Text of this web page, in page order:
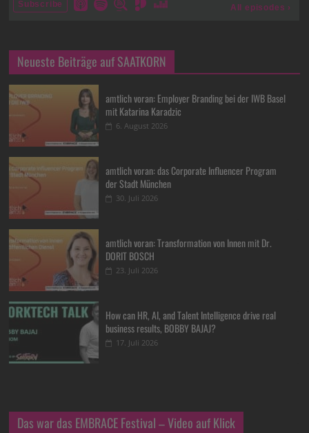
Neueste Beiträge auf SAATKORN
amtlich voran: Employer Branding bei der IWB Basel
mit Katarina Karadzic
6. August 2026
amtlich voran: das Corporate Influencer Program
der Stadt München
30. Juli 2026
amtlich voran: Transformation von Innen mit Dr.
DORIT BOSCH
23. Juli 2026
How can HR, AI, and Talent Intelligence drive real
business results, BOBBY BAJAJ?
17. Juli 2026
Das war das EMBRACE Festival – Video auf Klick